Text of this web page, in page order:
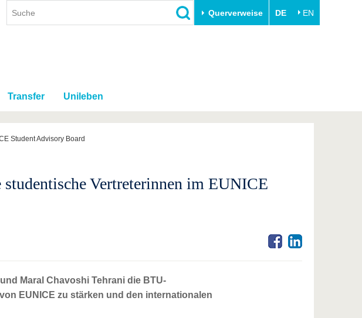
Querverweise DE EN
Transfer Unileben
Student Advisory Board
Vertreterinnen im EUNICE
Maral Chavoshi Tehrani die BTU-
EUNICE zu stärken und den internationalen